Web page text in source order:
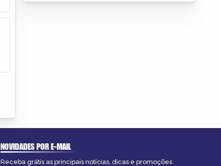
NOVIDADES POR E-MAIL
Receba grátis as principais notícias, dicas e promoções